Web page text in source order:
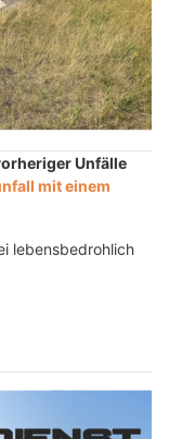
Unfälle
mit einem
lebensbedrohlich